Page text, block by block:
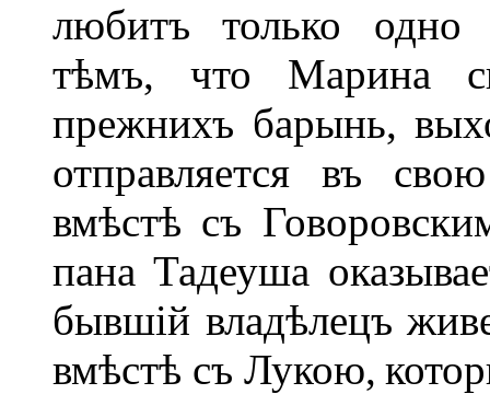
любитъ только одно
тѣмъ, что Марина
прежнихъ барынь,
отправляется въ
вмѣстѣ съ
пана Тадеуша
бывшій владѣлецъ
вмѣстѣ съ Лукою,